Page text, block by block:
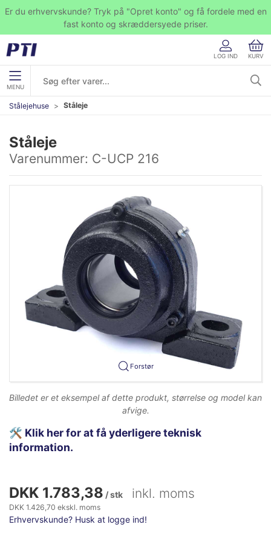
Er du erhvervskunde? Tryk på "Opret konto" og få fordele med en
fast konto og skræddersyede priser.
LOG IND KURV
MENU
Stålejehuse Ståleje
Ståleje
Varenummer: C-UCP 216
Forstør
Billedet er et eksempel af dette produkt, størrelse og model kan
afvige.
🛠️ Klik her for at få yderligere teknisk
information.
DKK 1.783,38 / stk inkl. moms
DKK 1.426,70 ekskl. moms
Erhvervskunde? Husk at logge ind!